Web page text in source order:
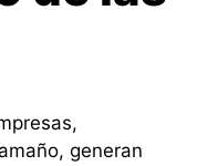
generan